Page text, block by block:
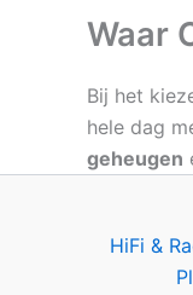
Waar
Bij het
hele dag
geheugen
HiFi &